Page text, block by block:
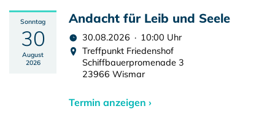
Sonntag
30
August
2026
Andacht für Leib und Seele
30.08.2026 · 10:00 Uhr
Treffpunkt Friedenshof
Schiffbauerpromenade 3
23966 Wismar
Termin anzeigen ›